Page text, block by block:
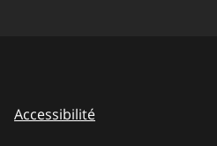
Accessibilité